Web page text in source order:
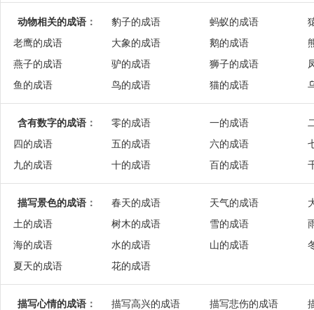
动物相关的成语 ： 豹子的成语 蚂蚁的成语
老鹰的成语
大象的成语 鹅的成语
燕子的成语
驴的成语 狮子的成语
鱼的成语
鸟的成语 猫的成语
含有数字的成语 ： 零的成语 一的成语
四的成语
五的成语 六的成语
九的成语
十的成语 百的成语
描写景色的成语 ： 春天的成语 天气的成语
土的成语
树木的成语 雪的成语
海的成语
水的成语 山的成语
夏天的成语
花的成语
描写心情的成语 ： 描写高兴的成语 描写悲伤的成语